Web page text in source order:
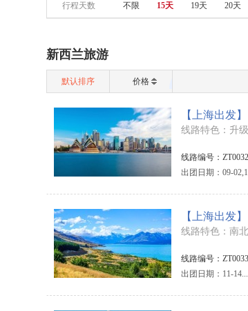
行程天数 不限 15天 19天 20天
新西兰旅游
默认排序 价格
【上海出发
线路特色：升
线路编号：
出团日期：09-
【上海出发
线路特色：南
线路编号：
出团日期：11-14...